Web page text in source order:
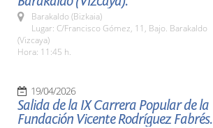
Barakaldo (Bizkaia)
Lugar: C/Francisco Gómez, 11, Bajo. Barakaldo
(Vizcaya)
Hora: 11:45 h.
19/04/2026
Salida de la IX Carrera Popular de la
Fundación Vicente Rodríguez Fabrés.